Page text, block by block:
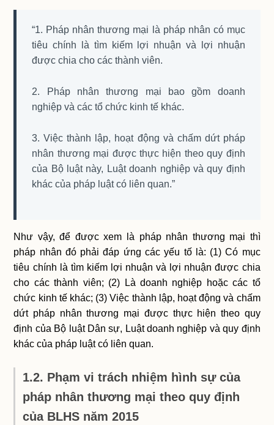
“1. Pháp nhân thương mại là pháp nhân có mục
tiêu chính là tìm kiếm lợi nhuận và lợi nhuận
được chia cho các thành viên.
2. Pháp nhân thương mại bao gồm doanh
nghiệp và các tổ chức kinh tế khác.
3. Việc thành lập, hoạt động và chấm dứt pháp
nhân thương mại được thực hiện theo quy định
của Bộ luật này, Luật doanh nghiệp và quy định
khác của pháp luật có liên quan.”
Như vậy, để được xem là pháp nhân thương mại thì
pháp nhân đó phải đáp ứng các yếu tố là: (1) Có mục
tiêu chính là tìm kiếm lợi nhuận và lợi nhuận được chia
cho các thành viên; (2) Là doanh nghiệp hoặc các tổ
chức kinh tế khác; (3) Việc thành lập, hoạt động và chấm
dứt pháp nhân thương mại được thực hiện theo quy
định của Bộ luật Dân sự, Luật doanh nghiệp và quy định
khác của pháp luật có liên quan.
1.2. Phạm vi trách nhiệm hình sự của
pháp nhân thương mại theo quy định
của BLHS năm 2015